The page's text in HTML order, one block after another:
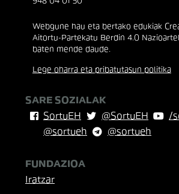
Webgune hau eta bertako edukiak
Aitortu-Partekatu Berdin 4.0
baten mende daude.
Lege oharra eta pribatutasun politika
SARE SOZIALAK
SortuEH
@SortuEH
/
@sortueh
@sortueh
FUNDAZIOA
Iratzar